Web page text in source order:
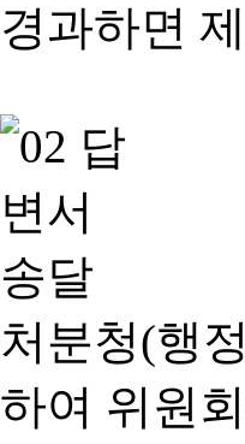
경과하면
처분청(행
하여 위원